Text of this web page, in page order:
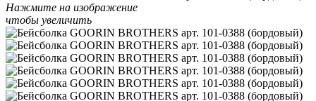
Нажмите на изображение
чтобы увеличить